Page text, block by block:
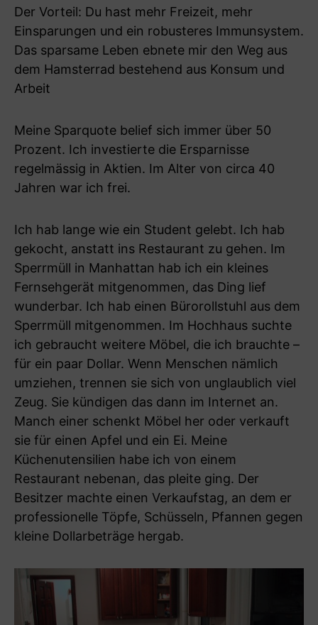
Der Vorteil: Du hast mehr Freizeit, mehr
Einsparungen und ein robusteres Immunsystem.
Das sparsame Leben ebnete mir den Weg aus
dem Hamsterrad bestehend aus Konsum und
Arbeit
Meine Sparquote belief sich immer über 50
Prozent. Ich investierte die Ersparnisse
regelmässig in Aktien. Im Alter von circa 40
Jahren war ich frei.
Ich hab lange wie ein Student gelebt. Ich hab
gekocht, anstatt ins Restaurant zu gehen. Im
Sperrmüll in Manhattan hab ich ein kleines
Fernsehgerät mitgenommen, das Ding lief
wunderbar. Ich hab einen Bürorollstuhl aus dem
Sperrmüll mitgenommen. Im Hochhaus suchte
ich gebraucht weitere Möbel, die ich brauchte –
für ein paar Dollar. Wenn Menschen nämlich
umziehen, trennen sie sich von unglaublich viel
Zeug. Sie kündigen das dann im Internet an.
Manch einer schenkt Möbel her oder verkauft
sie für einen Apfel und ein Ei. Meine
Küchenutensilien habe ich von einem
Restaurant nebenan, das pleite ging. Der
Besitzer machte einen Verkaufstag, an dem er
professionelle Töpfe, Schüsseln, Pfannen gegen
kleine Dollarbeträge hergab.